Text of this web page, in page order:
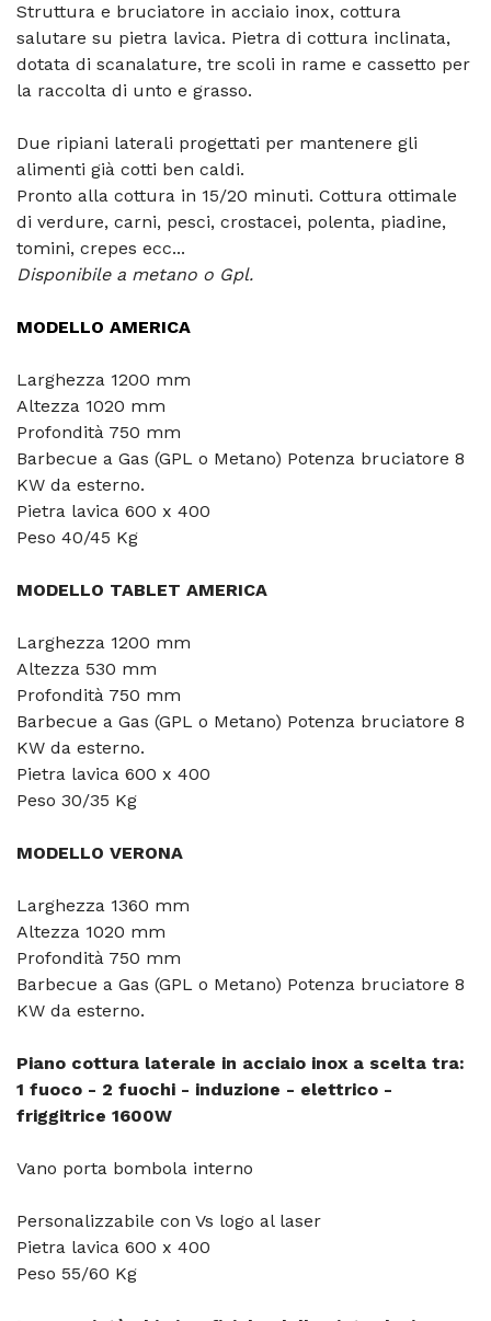
Struttura e bruciatore in acciaio inox, cottura
salutare su pietra lavica. Pietra di cottura inclinata,
dotata di scanalature, tre scoli in rame e cassetto per
la raccolta di unto e grasso.
Due ripiani laterali progettati per mantenere gli
alimenti già cotti ben caldi.
Pronto alla cottura in 15/20 minuti. Cottura ottimale
di verdure, carni, pesci, crostacei, polenta, piadine,
tomini, crepes ecc...
Disponibile a metano o Gpl.
MODELLO AMERICA
Larghezza 1200 mm
Altezza 1020 mm
Profondità 750 mm
Barbecue a Gas (GPL o Metano) Potenza bruciatore 8
KW da esterno.
Pietra lavica 600 x 400
Peso 40/45 Kg
MODELLO TABLET AMERICA
Larghezza 1200 mm
Altezza 530 mm
Profondità 750 mm
Barbecue a Gas (GPL o Metano) Potenza bruciatore 8
KW da esterno.
Pietra lavica 600 x 400
Peso 30/35 Kg
MODELLO VERONA
Larghezza 1360 mm
Altezza 1020 mm
Profondità 750 mm
Barbecue a Gas (GPL o Metano) Potenza bruciatore 8
KW da esterno.
Piano cottura laterale in acciaio inox a scelta tra:
1 fuoco - 2 fuochi - induzione - elettrico -
friggitrice 1600W
Vano porta bombola interno
Personalizzabile con Vs logo al laser
Pietra lavica 600 x 400
Peso 55/60 Kg